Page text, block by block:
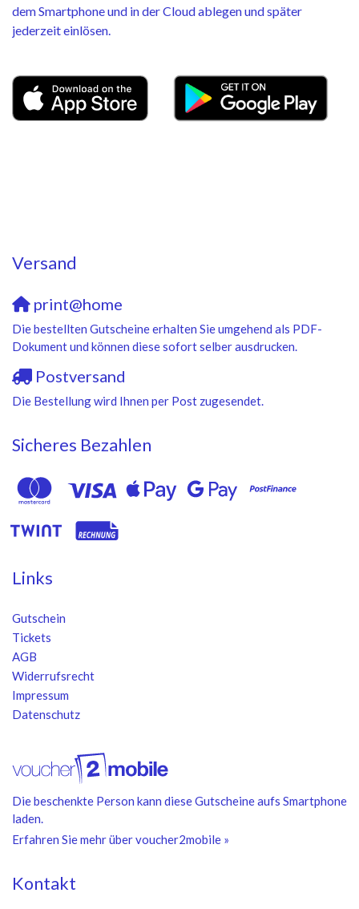
dem Smartphone und in der Cloud ablegen und später
jederzeit einlösen.
Versand
print@home
Die bestellten Gutscheine erhalten Sie umgehend als PDF-
Dokument und können diese sofort selber ausdrucken.
Postversand
Die Bestellung wird Ihnen per Post zugesendet.
Sicheres Bezahlen
Links
Gutschein
Tickets
AGB
Widerrufsrecht
Impressum
Datenschutz
Die beschenkte Person kann diese Gutscheine aufs Smartphone
laden.
Erfahren Sie mehr über voucher2mobile »
Kontakt